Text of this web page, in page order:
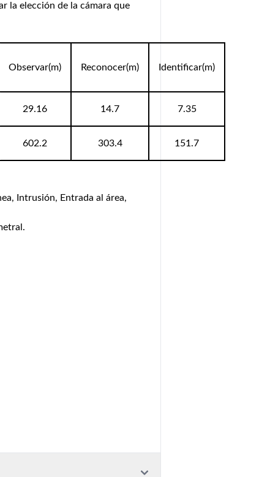
la elección de la cámara que
Observar(m) Reconocer(m) Identificar(m)
29.16 14.7 7.35
602.2 303.4 151.7
Intrusión, Entrada al área,